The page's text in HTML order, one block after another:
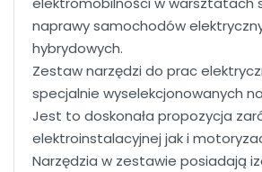
naprawy samochodów
hybrydowych.
Zestaw narzędzi do prac
specjalnie wyselekcjonowanych
Jest to doskonała propozycja
elektroinstalacyjnej jak i
Narzędzia w zestawie posiadają